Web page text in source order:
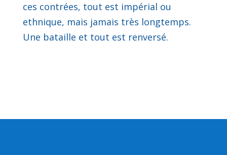
ces contrées, tout est impérial ou
ethnique, mais jamais très longtemps.
Une bataille et tout est renversé.